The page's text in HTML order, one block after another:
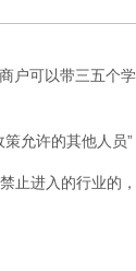
户可以带三五个
许的其他人员”
进入的行业的